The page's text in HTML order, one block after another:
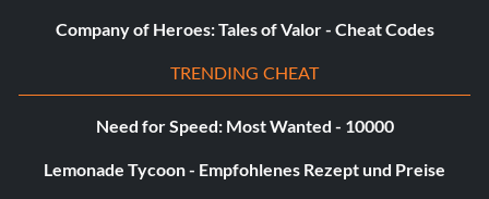
Piratenskelette, geht nach links von dort, wo ihr
hergekommen seid, schaut euch die Symbole auf dem
Boden an, folgt dem Ding, das wie ein Quadrat aussieht,
sonnt euch nicht in die Schädel und es sollte euch zu diesem
Quadrat in der Mitte des Raumes, legt das Idol dorthin und
Company of Heroes: Tales of Valor - Cheat Codes
TRENDING CHEAT
Need for Speed: Most Wanted - 10000
Lemonade Tycoon - Empfohlenes Rezept und Preise